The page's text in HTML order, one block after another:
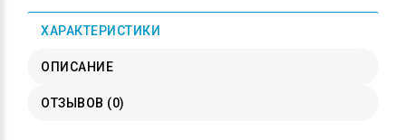
ХАРАКТЕРИСТИКИ
ОПИСАНИЕ
ОТЗЫВОВ (0)